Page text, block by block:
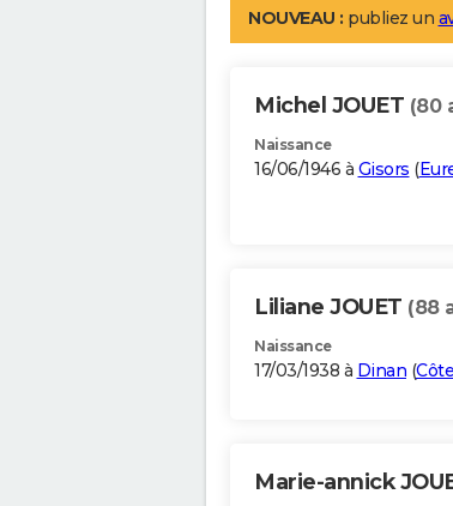
NOUVEAU : publiez un
Michel JOUET (80
Naissance
16/06/1946 à Gisors (
Liliane JOUET (88
Naissance
17/03/1938 à Dinan (
Marie-annick